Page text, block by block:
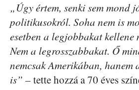
„Úgy értem, senki sem mond
politikusokról. Soha nem is
esetben a legjobbakat kellene
Nem a legrosszabbakat. Ő
nemcsak Amerikában, hanem
is” – tette hozzá a 70 éves